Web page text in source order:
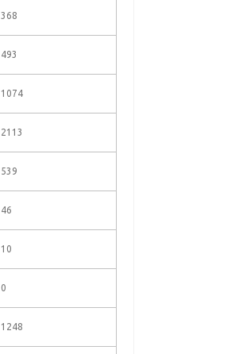
368
493
1074
2113
539
46
10
0
1248